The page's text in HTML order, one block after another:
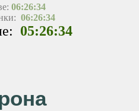
06:26:34
06:26:34
05:26:34